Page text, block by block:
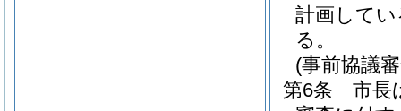
計画して
る。
(事前協議
第6条
市長